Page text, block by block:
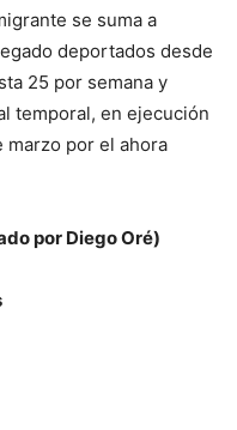
se suma a
deportados desde
25 por semana ‌y
temporal, en ejecución
marzo por el ahora
por Diego Oré)